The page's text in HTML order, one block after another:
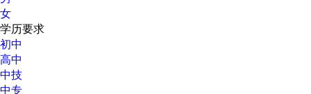
女
学历要求
初中
高中
中技
中专